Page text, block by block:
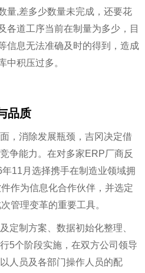
量,差多少数量未完成，还要花
各道工序当前在制量为多少，目
信息无法准确及时的得到，造成
中积压过多。
品质
，消除发展瓶颈，吉冈决定借
争能力。在对多家ERP厂商反
11月选择携手在制造业领域拥
作为信息化合作伙伴，并选定
管理变革的重要工具。
定制方案、数据初始化整理、
5个阶段实施，在双方公司领导
人员及各部门操作人员的配